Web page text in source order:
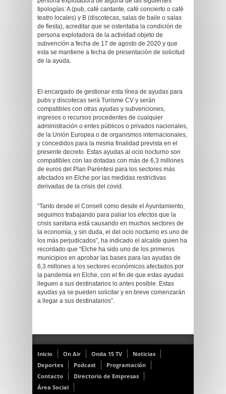
tipologías: A (pub, café cantante, café concierto o café
teatro locales) y B (discotecas, salas de baile o salas
de fiesta), acreditar que se ostentaba la condición de
persona explotadora de la actividad objeto de
subvención a fecha de 17 de agosto de 2020 y que
esta se mantiene a fecha de presentación de solicitud
de la ayuda.
El encargado de gestionar esta línea de ayudas para
pubs y discotecas será Turisme CV y serán
compatibles con otras ayudas y subvenciones,
ingresos o recursos procedentes de cualquier
administración o entes públicos o privados nacionales,
de la Unión Europea o de organismos internacionales,
y concedidos para la misma finalidad prevista en el
presente decreto. Estas ayudas al ocio nocturno son
compatibles con las dotadas con más de 6,3 millones
de euros del Plan Paréntesi para los sectores más
afectados en Elche por las medidas restrictivas
derivadas de la crisis del covid.
“Tanto desde el Consell como desde el Ayuntamiento,
seguimos trabajando para paliar los efectos que la
crisis sanitaria está causando en muchos sectores de
la economía, y sin duda, el del ocio nocturno es uno de
los más perjudicados”, ha indicado el alcalde quien ha
recordado que “Elche ha sido uno de los primeros
municipios en aprobar las bases para las ayudas de
6,3 millones a los sectores económicos afectados por
la pandemia en Elche, con el fin de que estas ayudas
lleguen a sus destinatarios lo antes posible. Estas
ayudas ya se pueden solicitar y en breve comenzarán
a llegar a sus destinatarios”.
Inicio On Air Onda 15 TV
Noticias
Deportes
Podcast
Programación
Contacto
Directorio de Empresas
Área Social